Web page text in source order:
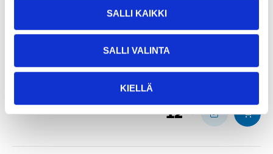
SALLI KAIKKI
SALLI VALINTA
KIELLÄ
1295